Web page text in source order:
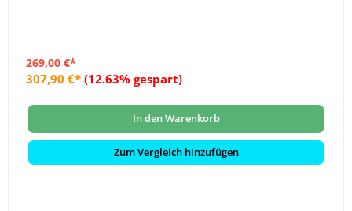
269,00 €*
307,90 €* (12.63% gespart)
In den Warenkorb
Zum Vergleich hinzufügen